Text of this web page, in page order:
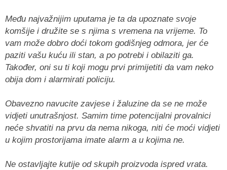
Među najvažnijim uputama je ta da upoznate svoje
komšije i družite se s njima s vremena na vrijeme. To
vam može dobro doći tokom godišnjeg odmora, jer će
paziti vašu kuću ili stan, a po potrebi i obilaziti ga.
Također, oni su ti koji mogu prvi primijetiti da vam neko
obija dom i alarmirati policiju.
Obavezno navucite zavjese i žaluzine da se ne može
vidjeti unutrašnjost. Samim time potencijalni provalnici
neće shvatiti na prvu da nema nikoga, niti će moći vidjeti
u kojim prostorijama imate alarm a u kojima ne.
Ne ostavljajte kutije od skupih proizvoda ispred vrata.